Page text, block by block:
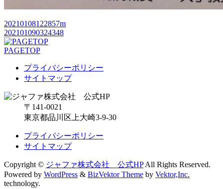
20210108122857m
202101090324348
PAGETOP
プライバシーポリシー
サイトマップ
〒141-0021
東京都品川区上大崎3-9-30
プライバシーポリシー
サイトマップ
Copyright © ジャファ株式会社 公式HPAll Rights Reserved.
Powered by WordPress & BizVektor Theme by Vektor,Inc.
technology.